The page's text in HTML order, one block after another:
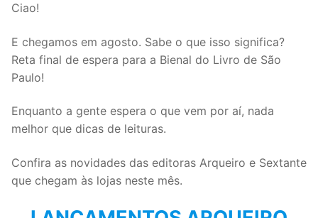
Ciao!
E chegamos em agosto. Sabe o que isso significa?
Reta final de espera para a Bienal do Livro de São
Paulo!
Enquanto a gente espera o que vem por aí, nada
melhor que dicas de leituras.
Confira as novidades das editoras Arqueiro e Sextante
que chegam às lojas neste mês.